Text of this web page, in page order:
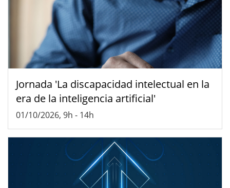
Jornada 'La discapacidad intelectual en la
era de la inteligencia artificial'
01/10/2026, 9h - 14h